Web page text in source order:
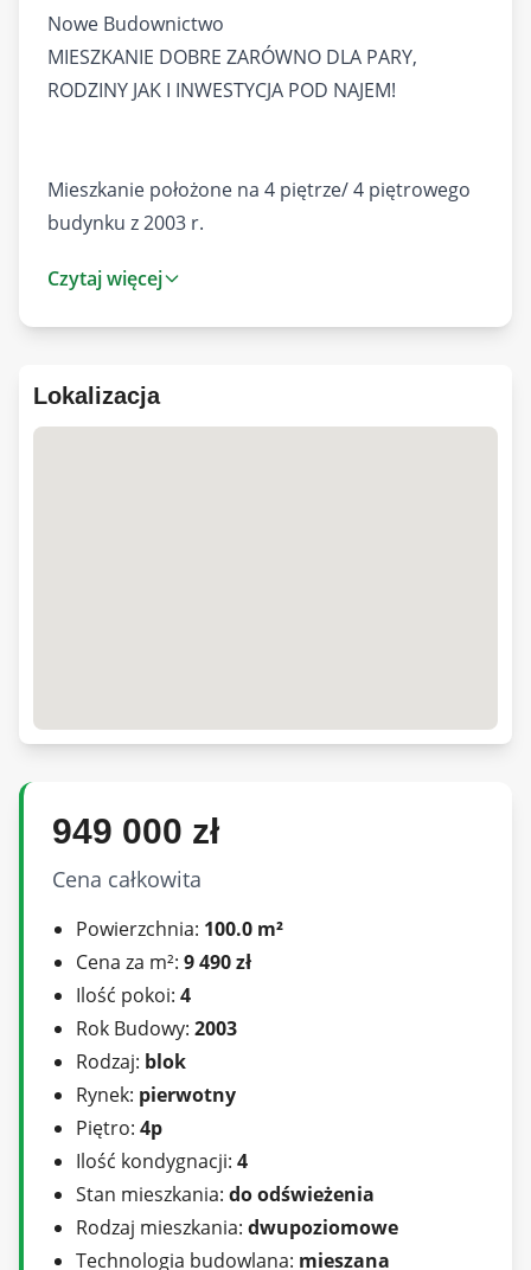
Nowe Budownictwo
MIESZKANIE DOBRE ZARÓWNO DLA PARY,
RODZINY JAK I INWESTYCJA POD NAJEM!
Mieszkanie położone na 4 piętrze/ 4 piętrowego
budynku z 2003 r.
Lokal o powierzchni całkowitej licząc po
podłodze, łącznie z poddaszem może być ponad
Powierzchnia użytkowa zgodnie z Księgą
łazienka/WC, garderoba/pomieszczenie
zdecydowanie więcej po podłodze) poddasze jest
prawie nad całością parteru. Obecnie otwarta
przestrzeń typu open spece do własnej adaptacji
na jeden, dwa pokoje, lub do własnej adaptacji
wg pomysłu przyszłego nabywcy.
Ogrzewanie i woda miejskie.
Mieszkanie posiada bardzo duży potencjał, jest
ustawne i funkcjonalne.
Kuchnia wyposażona w meble na wymiar.
Czytaj więcej
Lokalizacja
949 000 zł
Cena całkowita
Powierzchnia: 100.0 m²
Cena za m²: 9 490 zł
Ilość pokoi: 4
Rok Budowy: 2003
Rodzaj: blok
Rynek: pierwotny
Piętro: 4p
Ilość kondygnacji: 4
Stan mieszkania: do odświeżenia
Rodzaj mieszkania: dwupoziomowe
Technologia budowlana: mieszana